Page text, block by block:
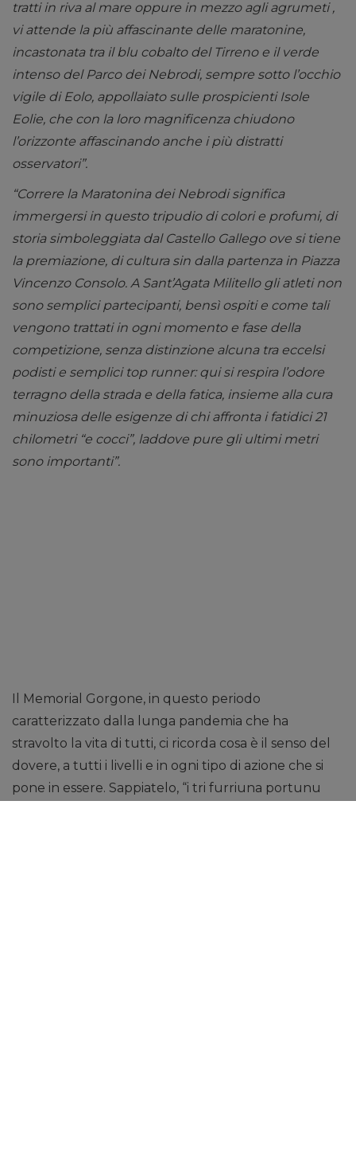
tratti in riva al mare oppure in mezzo agli agrumeti ,
vi attende la più affascinante delle maratonine,
incastonata tra il blu cobalto del Tirreno e il verde
intenso del Parco dei Nebrodi, sempre sotto l’occhio
vigile di Eolo, appollaiato sulle prospicienti Isole
Eolie, che con la loro magnificenza chiudono
l’orizzonte affascinando anche i più distratti
osservatori”.
“Correre la Maratonina dei Nebrodi significa
immergersi in questo tripudio di colori e profumi, di
storia simboleggiata dal Castello Gallego ove si tiene
la premiazione, di cultura sin dalla partenza in Piazza
Vincenzo Consolo. A Sant’Agata Militello gli atleti non
sono semplici partecipanti, bensì ospiti e come tali
vengono trattati in ogni momento e fase della
competizione, senza distinzione alcuna tra eccelsi
podisti e semplici top runner: qui si respira l’odore
terragno della strada e della fatica, insieme alla cura
minuziosa delle esigenze di chi affronta i fatidici 21
chilometri “e cocci”, laddove pure gli ultimi metri
sono importanti”.
Il Memorial Gorgone, in questo periodo
caratterizzato dalla lunga pandemia che ha
stravolto la vita di tutti, ci ricorda cosa è il senso del
dovere, a tutti i livelli e in ogni tipo di azione che si
pone in essere. Sappiatelo, “i tri furriuna portunu